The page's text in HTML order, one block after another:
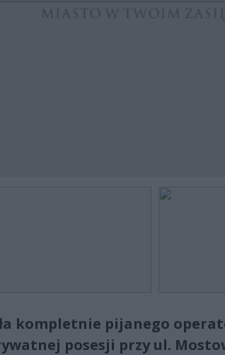
kompletnie pijanego
posesji przy ul.